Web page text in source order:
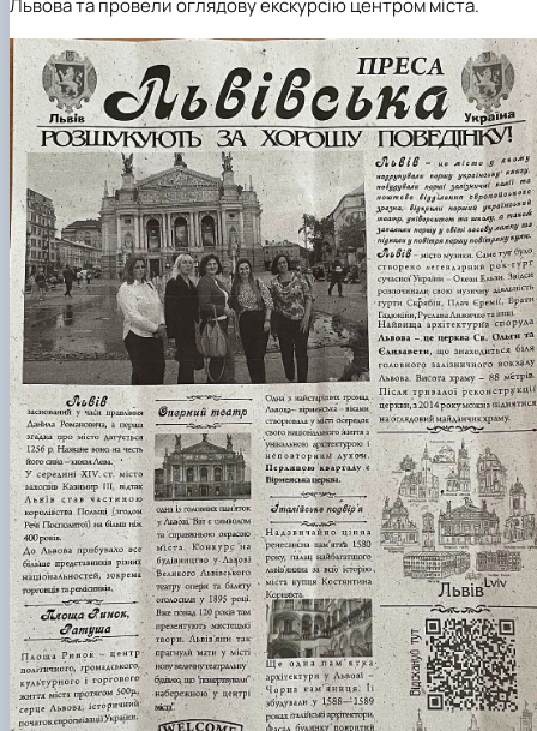
Львова та провели оглядову екскурсію центром міста.